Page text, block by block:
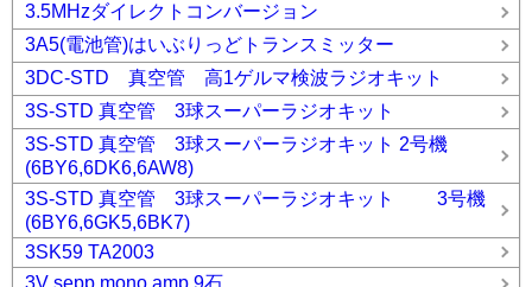
3.5MHzダイレクトコンバージョン
3A5(電池管)はいぶりっどトランスミッター
3DC-STD 真空管 高1ゲルマ検波ラジオキット
3S-STD 真空管 3球スーパーラジオキット
3S-STD 真空管 3球スーパーラジオキット 2号機
(6BY6,6DK6,6AW8)
3S-STD 真空管 3球スーパーラジオキット 3号機
(6BY6,6GK5,6BK7)
3SK59 TA2003
3V sepp mono amp 9石